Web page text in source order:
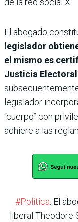
El abogado
legislador
el mismo es
Justicia Electoral
legislador
“cuerpo” con
adhiere a las
#Política . El
liberal Theodore